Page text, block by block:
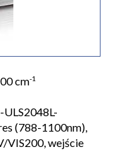
cm-1
(788-1100nm),
VIS200, wejście